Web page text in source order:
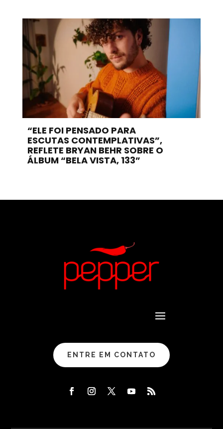
“ELE FOI PENSADO PARA
ESCUTAS CONTEMPLATIVAS”,
REFLETE BRYAN BEHR SOBRE O
ÁLBUM “BELA VISTA, 133”
ENTRE EM CONTATO